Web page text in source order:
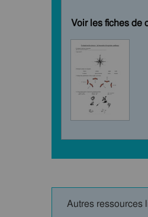
Voir les fiches de
Autres ressources